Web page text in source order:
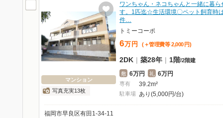
マンション
写真充実13枚
ワンちゃん・ネコちゃんと一緒に暮ら
す。1匹迄☆生活環境〇ペット飼育時
件…
トミーコーポ
6万 円 (＋管理費等 2,000 円)
2DK | 築28年 | 1階/2階建
敷 6万円 礼 6万円
専有 39.2m²
駐車場 あり(5,000円/台)
福岡市早良区有田1-34-11